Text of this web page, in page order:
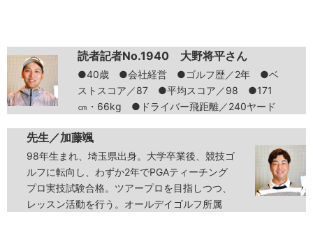
読者記者No.1940 大野将平さん
●40歳 ●会社経営 ●ゴルフ歴／2年 ●ベ
ストスコア／87 ●平均スコア／98 ●171
㎝・66kg ●ドライバー飛距離／240ヤード
先生／加藤颯
98年生まれ、埼玉県出身。大学卒業後、競技ゴ
ルフに転向し、わずか2年でPGAティーチング
プロ実技試験合格。ツアープロを目指しつつ、
レッスン活動を行う。オールデイゴルフ所属